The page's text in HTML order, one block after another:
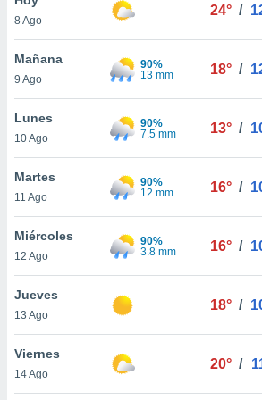
y
en
más
de
8 Ago
24° /
Mañana
9 Ago
90%
13 mm
18° /
Lunes
10 Ago
90%
7.5 mm
13° /
Martes
11 Ago
90%
12 mm
16° /
Miércoles
12 Ago
90%
3.8 mm
16° /
Jueves
13 Ago
18° /
Viernes
14 Ago
20° /